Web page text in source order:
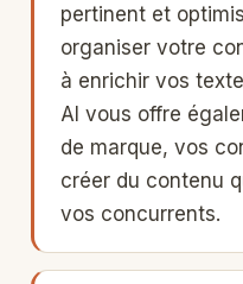
pertinent et
organiser votre
à enrichir vos
AI vous offre
de marque, vos
créer du contenu
vos concurrents.